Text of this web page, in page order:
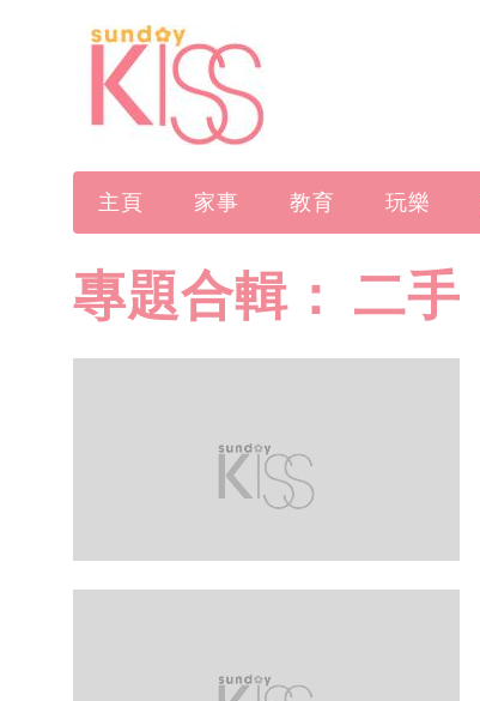
主頁 家事 教育 玩樂
專題合輯： 二手